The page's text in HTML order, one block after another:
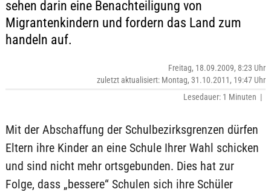
sehen darin eine Benachteiligung von
Migrantenkindern und fordern das Land zum
handeln auf.
Freitag, 18.09.2009, 8:23 Uhr
zuletzt aktualisiert: Montag, 31.10.2011, 19:47 Uhr
Lesedauer: 1 Minuten |
Mit der Abschaffung der Schulbezirksgrenzen dürfen
Eltern ihre Kinder an eine Schule Ihrer Wahl schicken
und sind nicht mehr ortsgebunden. Dies hat zur
Folge, dass „bessere“ Schulen sich ihre Schüler